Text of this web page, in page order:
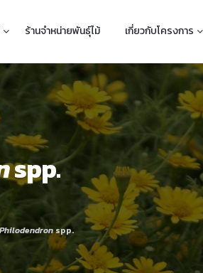
ร้านจำหน่ายพันธุ์ไม้ เกี่ยวกับโครงการ
spp.
Philodendronspp.